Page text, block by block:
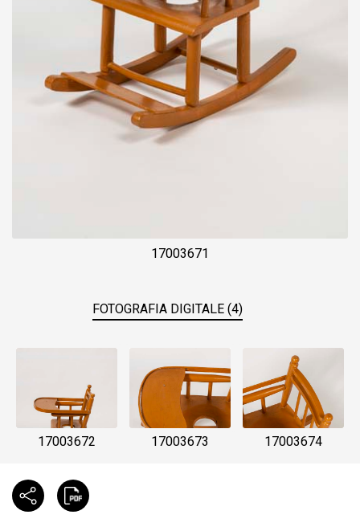
17003671
FOTOGRAFIA DIGITALE (4)
17003672 17003673 17003674